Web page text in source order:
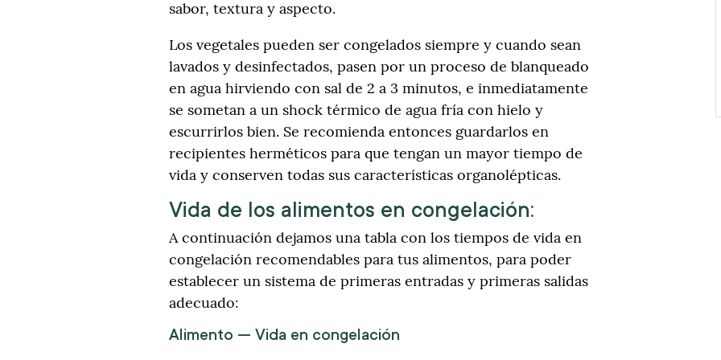
sabor, textura y aspecto.
Los vegetales pueden ser congelados siempre y cuando sean
lavados y desinfectados, pasen por un proceso de blanqueado
en agua hirviendo con sal de 2 a 3 minutos, e inmediatamente
se sometan a un shock térmico de agua fría con hielo y
escurrirlos bien. Se recomienda entonces guardarlos en
recipientes herméticos para que tengan un mayor tiempo de
vida y conserven todas sus características organolépticas.
Vida de los alimentos en congelación:
A continuación dejamos una tabla con los tiempos de vida en
congelación recomendables para tus alimentos, para poder
establecer un sistema de primeras entradas y primeras salidas
adecuado:
Alimento — Vida en congelación